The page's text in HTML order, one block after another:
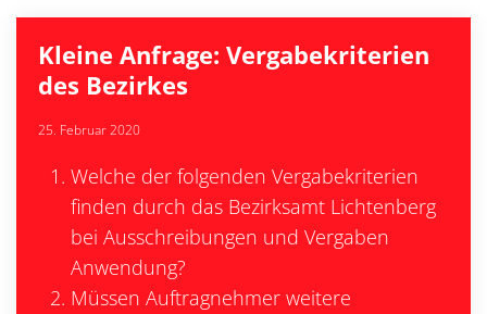
Kleine Anfrage: Vergabekriterien
des Bezirkes
25. Februar 2020
Welche der folgenden Vergabekriterien
finden durch das Bezirksamt Lichtenberg
bei Ausschreibungen und Vergaben
Anwendung?
Müssen Auftragnehmer weitere